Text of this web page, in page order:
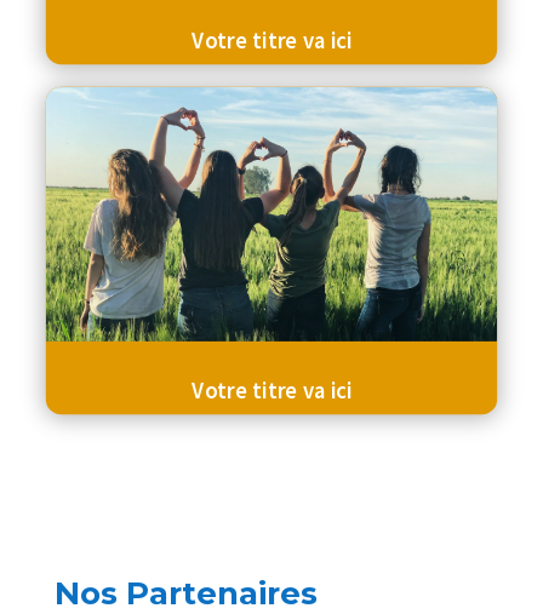
Votre titre va ici
Votre titre va ici
Nos Partenaires